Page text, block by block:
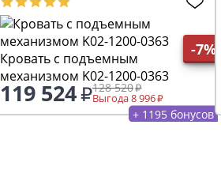
-7%
Кровать с подъемным
механизмом K02-1200-0363
119 524 128 520
Выгода 8 996
+ 1195 бонусов